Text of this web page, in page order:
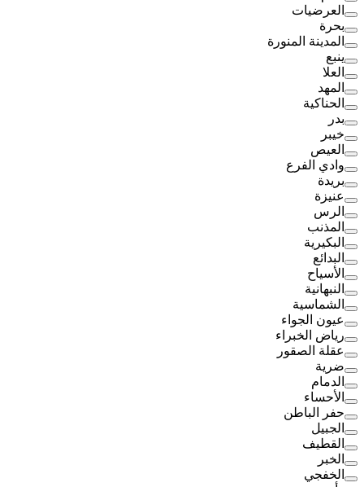
العرضيات
بحرة
المدينة المنورة
ينبع
العلا
المهد
الحناكية
بدر
خيبر
العيص
وادي الفرع
بريدة
عنيزة
الرس
المذنب
البكيرية
البدائع
الأسياح
النبهانية
الشماسية
عيون الجواء
رياض الخبراء
عقلة الصقور
ضرية
الدمام
الأحساء
حفر الباطن
الجبيل
القطيف
الخبر
الخفجي